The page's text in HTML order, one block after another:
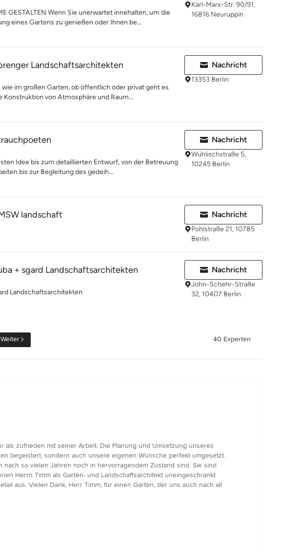
GESTALTEN Wenn Sie unerwartet innehalten, um die
eines Gartens zu genießen oder Ihnen be...
Karl-Marx-Str. 90/91,
16816 Neuruppin
Landschaftsarchitekten
wie im großen Garten, ob öffentlich oder privat geht es
Konstruktion von Atmosphäre und Raum...
Nachricht
13353 Berlin
Idee bis zum detaillierten Entwurf, von der Betreuung
bis zur Begleitung des gedeih...
Nachricht
Wühlischstraße 5,
10245 Berlin
landschaft Nachricht
Pohlstraße 21, 10785
Berlin
+ sgard Landschaftsarchitekten
Landschaftsarchitekten
Nachricht
John-Schehr-Straße
32, 10407 Berlin
Weiter 40 Experten
als zufrieden mit seiner Arbeit. Die Planung und Umsetzung unseres
begeistert, sondern auch unsere eigenen Wünsche perfekt umgesetzt.
so vielen Jahren noch in hervorragendem Zustand sind. Sie sind
Herrn Timm als Garten- und Landschaftsarchitekt uneingeschränkt
aus. Vielen Dank, Herr Timm, für einen Garten, der uns auch nach all